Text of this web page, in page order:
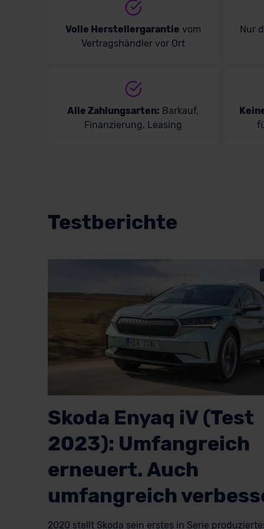
Volle Herstellergarantie vom
Vertragshändler vor Ort
Nur
Alle Zahlungsarten: Barkauf,
Finanzierung, Leasing
Testberichte
Skoda Enyaq iV (Test
2023): Umfangreich
erneuert. Auch
umfangreich
2020 stellt Skoda sein erstes in Serie